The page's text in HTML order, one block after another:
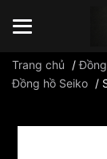
Trang chủ /
Đồng hồ Seiko /